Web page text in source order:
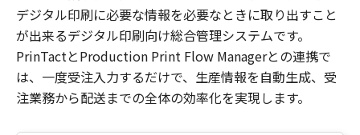
デジタル印刷に必要な情報を必要なときに取り出すこと
が出来るデジタル印刷向け総合管理システムです。
PrinTactとProduction Print Flow Managerとの連携で
は、一度受注入力するだけで、生産情報を自動生成、受
注業務から配送までの全体の効率化を実現します。